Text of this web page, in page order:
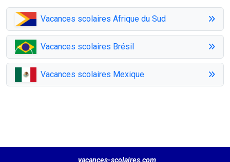
Vacances scolaires Afrique du Sud
Vacances scolaires Brésil
Vacances scolaires Mexique